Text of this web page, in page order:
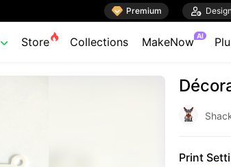
 Premium 
 Store Collections MakeNow AI
Print